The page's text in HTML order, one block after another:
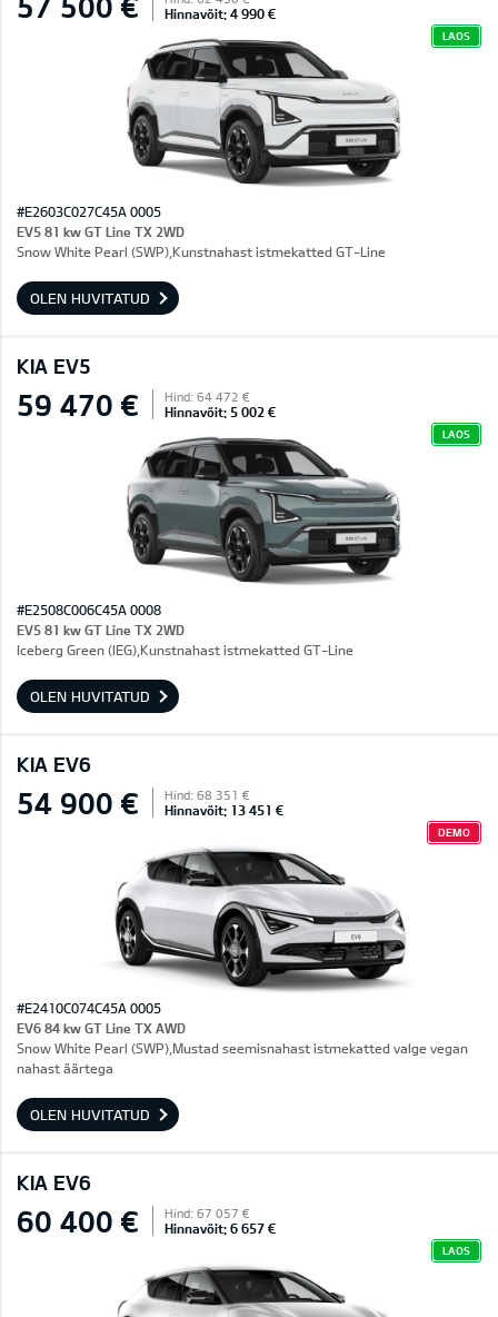
Hinnavõit: 4 990 €
LAOS
#E2603C027C45A 0005
EV5 81 kw GT Line TX 2WD
Snow White Pearl (SWP),Kunstnahast istmekatted GT-Line
OLEN HUVITATUD
KIA EV5
59 470 € Hind: 64 472 €
Hinnavõit: 5 002 €
LAOS
#E2508C006C45A 0008
EV5 81 kw GT Line TX 2WD
Iceberg Green (IEG),Kunstnahast istmekatted GT-Line
OLEN HUVITATUD
KIA EV6
54 900 € Hind: 68 351 €
Hinnavõit: 13 451 €
DEMO
#E2410C074C45A 0005
EV6 84 kw GT Line TX AWD
Snow White Pearl (SWP),Mustad seemisnahast istmekatted valge vegan
nahast äärtega
OLEN HUVITATUD
KIA EV6
60 400 € Hind: 67 057 €
Hinnavõit: 6 657 €
LAOS